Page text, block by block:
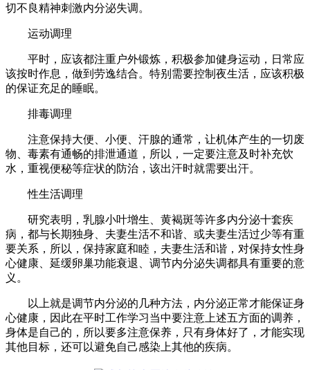
切不良精神刺激内分泌失调。
运动调理
平时，应该都注重户外锻炼，积极参加健身运动，日常应
该按时作息，做到劳逸结合。特别需要控制夜生活，应该积极
的保证充足的睡眠。
排毒调理
注意保持大便、小便、汗腺的通常，让机体产生的一切废
物、毒素有通畅的排泄通道，所以，一定要注意及时补充饮
水，重视便秘等症状的防治，该出汗时就需要出汗。
性生活调理
研究表明，乳腺小叶增生、黄褐斑等许多内分泌十套疾
病，都与长期独身、夫妻生活不和谐、或夫妻生活过少等有重
要关系，所以，保持家庭和睦，夫妻生活和谐，对保持女性身
心健康、延缓卵巢功能衰退、调节内分泌失调都具有重要的意
义。
以上就是调节内分泌的几种方法，内分泌正常才能保证身
心健康，因此在平时工作学习当中要注意上述五方面的调养，
身体是自己的，所以要多注意保养，只有身体好了，才能实现
其他目标，还可以避免自己感染上其他的疾病。